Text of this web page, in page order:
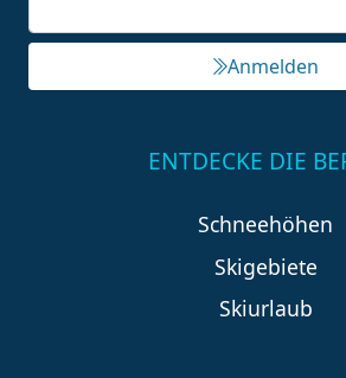
Anmelden
ENTDECKE DIE
Schneehöhen
Skigebiete
Skiurlaub